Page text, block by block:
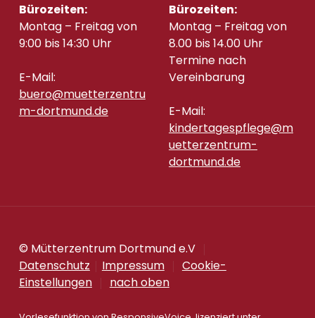
Bürozeiten:
Montag – Freitag von
9:00 bis 14:30 Uhr
E-Mail:
buero@muetterzentru
m-dortmund.de
Bürozeiten:
Montag – Freitag von
8.00 bis 14.00 Uhr
Termine nach
Vereinbarung
E-Mail:
kindertagespflege@m
uetterzentrum-
dortmund.de
© Mütterzentrum Dortmund e.V
Datenschutz
Impressum
Cookie-
Einstellungen
nach oben